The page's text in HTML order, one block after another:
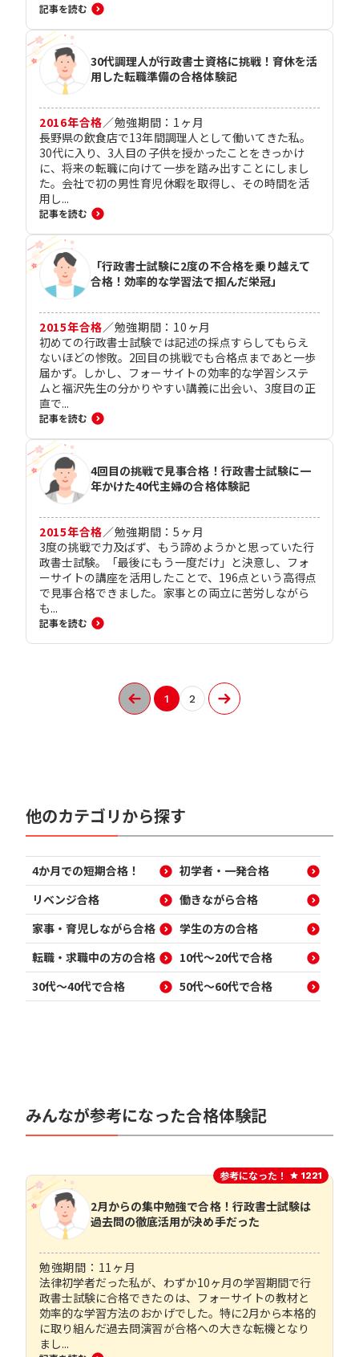
記事を読む
30代調理人が行政書士資格に挑戦！育休を活
用した転職準備の合格体験記
2016年合格／勉強期間： 1 ヶ月
長野県の飲食店で13年間調理人として働いてきた私。
30代に入り、3人目の子供を授かったことをきっかけ
に、将来の転職に向けて一歩を踏み出すことにしまし
た。会社で初の男性育児休暇を取得し、その時間を活
用し...
記事を読む
「行政書士試験に2度の不合格を乗り越えて
合格！効率的な学習法で掴んだ栄冠」
2015年合格／勉強期間： 10 ヶ月
初めての行政書士試験では記述の採点すらしてもらえ
ないほどの惨敗。2回目の挑戦でも合格点まであと一歩
届かず。しかし、フォーサイトの効率的な学習システ
ムと福沢先生の分かりやすい講義に出会い、3度目の正
直で...
記事を読む
4回目の挑戦で見事合格！行政書士試験に一
年かけた40代主婦の合格体験記
2015年合格／勉強期間：5 ヶ月
3度の挑戦で力及ばず、もう諦めようかと思っていた行
政書士試験。「最後にもう一度だけ」と決意し、フォ
ーサイトの講座を活用したことで、196点という高得点
で見事合格できました。家事との両立に苦労しながら
も...
記事を読む
1 2
他のカテゴリから探す
4か月での短期合格！ 初学者・一発合格
リベンジ合格 働きながら合格
家事・育児しながら合格 学生の方の合格
転職・求職中の方の合格 10代～20代で合格
30代～40代で合格 50代～60代で合格
みんなが参考になった合格体験記
参考になった！ 1221
2月からの集中勉強で合格！行政書士試験は
過去問の徹底活用が決め手だった
勉強期間： 11 ヶ月
法律初学者だった私が、わずか10ヶ月の学習期間で行
政書士試験に合格できたのは、フォーサイトの教材と
効率的な学習方法のおかげでした。特に2月から本格的
に取り組んだ過去問演習が合格への大きな転機となり
まし...